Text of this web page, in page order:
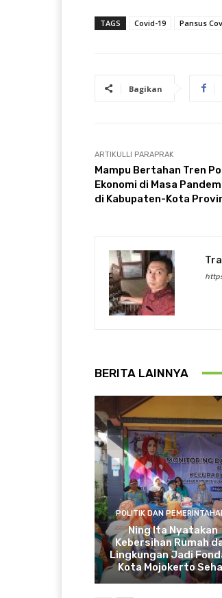
TAGS Covid-19 Pansus
Bagikan
ARTIKULLI PARAPRAK
Mampu Bertahan Tren
Ekonomi di Masa
di Kabupaten-Kota
BERITA LAINNYA
POLITIK DAN
Ning Ita Nyatakan
Kebersihan Rumah
Lingkungan Jadi
Kota Mojokerto